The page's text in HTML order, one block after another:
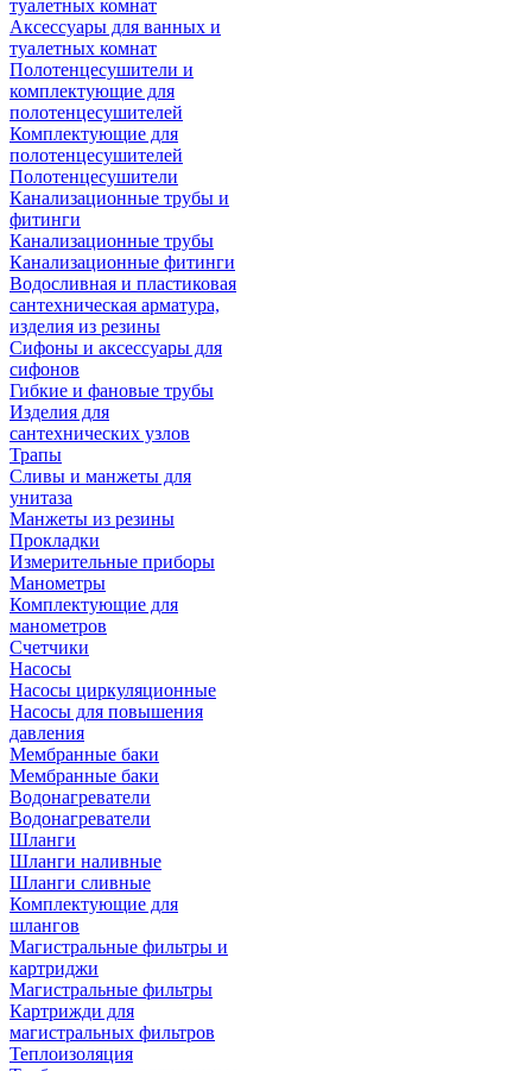
туалетных комнат
Аксессуары для ванных и
туалетных комнат
Полотенцесушители и
комплектующие для
полотенцесушителей
Комплектующие для
полотенцесушителей
Полотенцесушители
Канализационные трубы и
фитинги
Канализационные трубы
Канализационные фитинги
Водосливная и пластиковая
сантехническая арматура,
изделия из резины
Сифоны и аксессуары для
сифонов
Гибкие и фановые трубы
Изделия для
сантехнических узлов
Трапы
Сливы и манжеты для
унитаза
Манжеты из резины
Прокладки
Измерительные приборы
Манометры
Комплектующие для
манометров
Счетчики
Насосы
Насосы циркуляционные
Насосы для повышения
давления
Мембранные баки
Мембранные баки
Водонагреватели
Водонагреватели
Шланги
Шланги наливные
Шланги сливные
Комплектующие для
шлангов
Магистральные фильтры и
картриджи
Магистральные фильтры
Картрижди для
магистральных фильтров
Теплоизоляция